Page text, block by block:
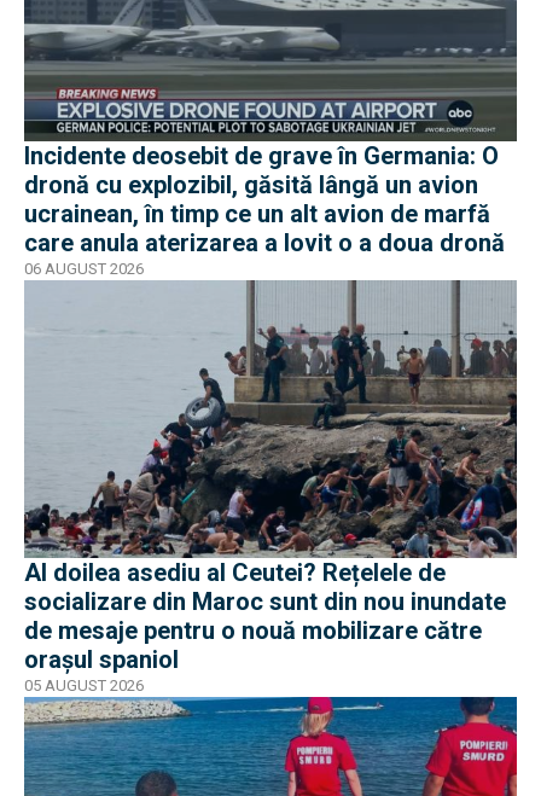
Incidente deosebit de grave în Germania: O
dronă cu explozibil, găsită lângă un avion
ucrainean, în timp ce un alt avion de marfă
care anula aterizarea a lovit o a doua dronă
06 AUGUST 2026
Al doilea asediu al Ceutei? Rețelele de
socializare din Maroc sunt din nou inundate
de mesaje pentru o nouă mobilizare către
orașul spaniol
05 AUGUST 2026